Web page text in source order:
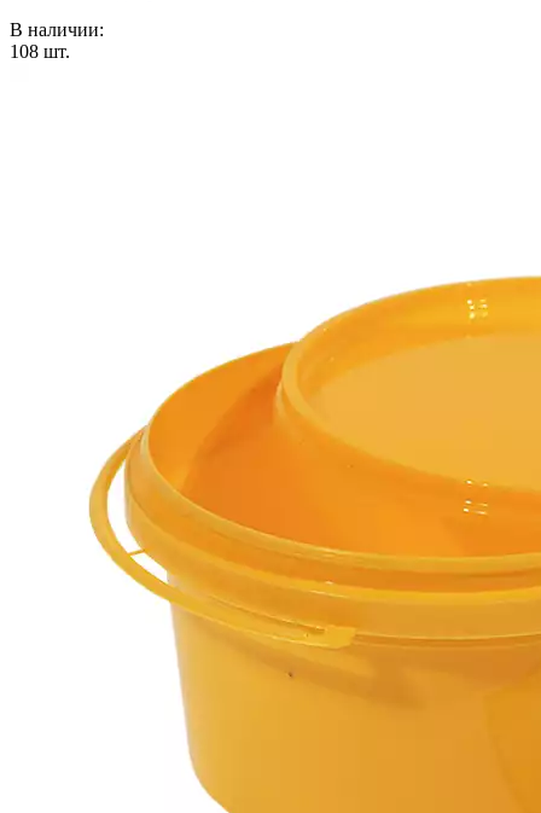
В наличии:
108 шт.